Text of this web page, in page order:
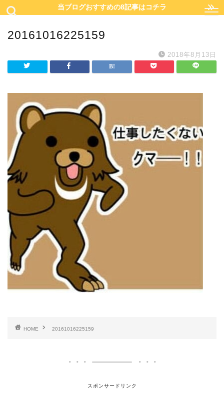
当ブログおすすめの8記事はコチラ
20161016225159
2018年8月13日
HOME 20161016225159
スポンサードリンク